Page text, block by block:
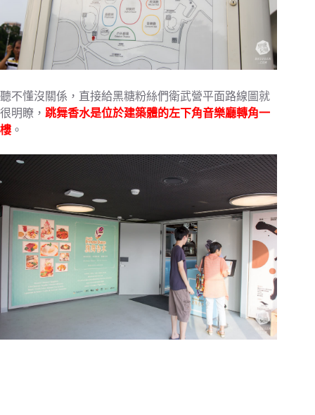
聽不懂沒關係，直接給黑糖粉絲們衛武營平面路線圖就
很明瞭， 跳舞香水是位於建築體的左下角音樂廳轉角一
樓 。